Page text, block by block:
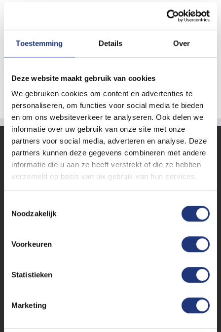
Toestemming Details Over
Deze website maakt gebruik van cookies
We gebruiken cookies om content en advertenties te
personaliseren, om functies voor social media te bieden
en om ons websiteverkeer te analyseren. Ook delen we
informatie over uw gebruik van onze site met onze
partners voor social media, adverteren en analyse. Deze
partners kunnen deze gegevens combineren met andere
informatie die u aan ze heeft verstrekt of die ze hebben
verzameld op basis van uw gebruik van hun services.
Noodzakelijk
Voorkeuren
Statistieken
Marketing
Download
KLANTENSERVICE
Contact
Opmaakmodellen downloaden